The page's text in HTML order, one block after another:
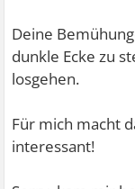
Deine
dunkle Ecke zu
losgehen.
Für mich macht
interessant!